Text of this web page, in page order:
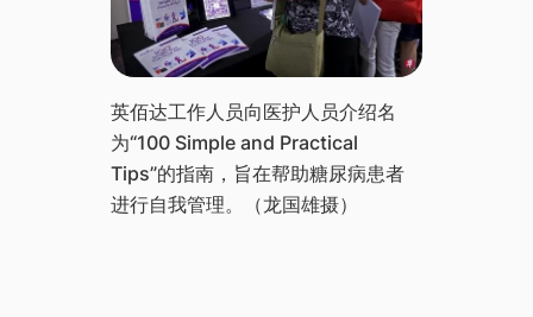
​英佰达工作人员向医护人员介绍名
为“100 Simple and Practical
Tips”的指南，旨在帮助糖尿病患者
进行自我管理。（龙国雄摄）